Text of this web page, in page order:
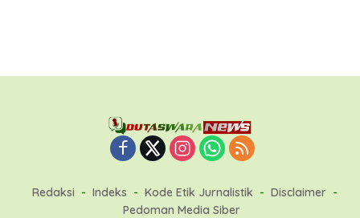
Redaksi Indeks Kode Etik Jurnalistik
Disclaimer
Pedoman Media Siber